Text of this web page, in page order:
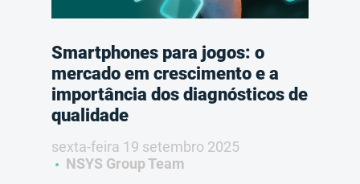
Smartphones para jogos: o
mercado em crescimento e a
importância dos diagnósticos de
qualidade
sexta-feira 19 setembro 2025
NSYS Group Team